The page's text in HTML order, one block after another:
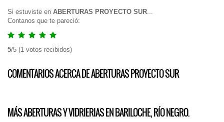
Si estuviste en ABERTURAS PROYECTO SUR...
Contanos que te pareció:
5/5 (1 votos recibidos)
COMENTARIOS ACERCA DE ABERTURAS PROYECTO SUR
MÁS ABERTURAS Y VIDRIERIAS EN BARILOCHE, RÍO NEGRO.